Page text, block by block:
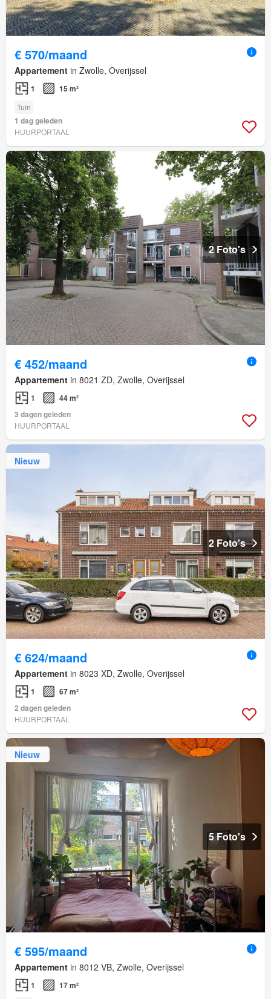
€ 570/maand
Appartement in Zwolle, Overijssel
1 15 m²
Tuin
1 dag geleden
HUURPORTAAL
2 Foto's
€ 452/maand
Appartement in 8021 ZD, Zwolle, Overijssel
1
44 m²
3 dagen geleden
HUURPORTAAL
Nieuw
2 Foto's
€ 624/maand
Appartement in 8023 XD, Zwolle, Overijssel
1
67 m²
2 dagen geleden
HUURPORTAAL
Nieuw
5 Foto's
€ 595/maand
Appartement in 8012 VB, Zwolle, Overijssel
1 17 m²